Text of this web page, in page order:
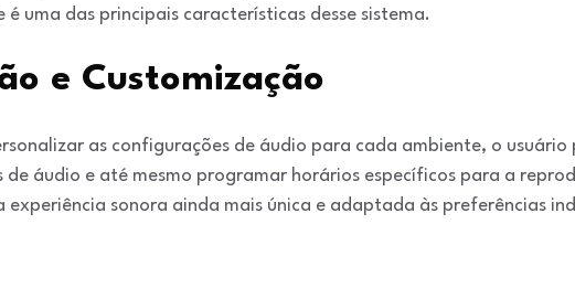
uma das principais características desse sistema.
e Customização
as configurações de áudio para cada ambiente, o usuário
de áudio e até mesmo programar horários específicos para a
experiência sonora ainda mais única e adaptada às preferências